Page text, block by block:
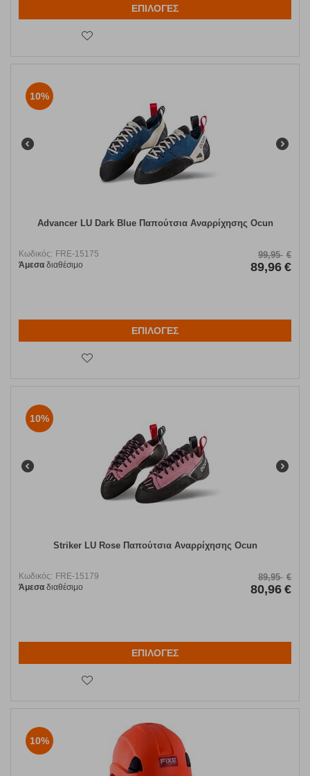
ΕΠΙΛΟΓΕΣ
10%
Advancer LU Dark Blue Παπούτσια Αναρρίχησης Ocun
Κωδικός: FRE-15175
Άμεσα διαθέσιμο
99,95 €
89,96 €
ΕΠΙΛΟΓΕΣ
10%
Striker LU Rose Παπούτσια Αναρρίχησης Ocun
Κωδικός: FRE-15179
Άμεσα διαθέσιμο
89,95 €
80,96 €
ΕΠΙΛΟΓΕΣ
10%